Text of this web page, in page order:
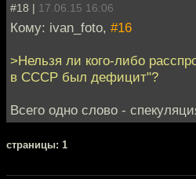
#18 | 17.06.15 16:06
Кому: ivan_foto, #16
>Нельзя ли кого-либо
в СССР был дефицит"?
Всего одно слово -
cтраницы: 1